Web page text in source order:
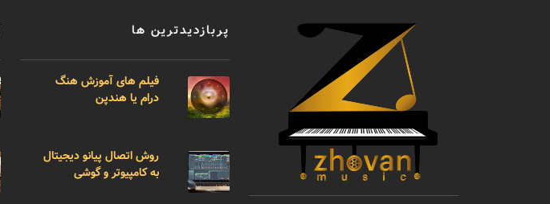
پربازدیدترین ها
فیلم های آموزش هنگ
درام یا هندپن
روش اتصال پیانو دیجیتال
به کامپیوتر و گوشی